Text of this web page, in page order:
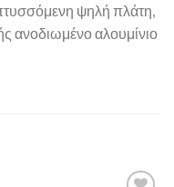
ψηλή πλάτη,
ανοδιωμένο αλουμίνιο